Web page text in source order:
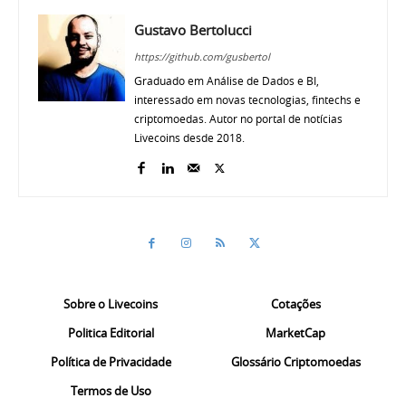
Gustavo Bertolucci
https://github.com/gusbertol
Graduado em Análise de Dados e BI,
interessado em novas tecnologias, fintechs e
criptomoedas. Autor no portal de notícias
Livecoins desde 2018.
Sobre o Livecoins
Politica Editorial
Política de Privacidade
Termos de Uso
Cotações
MarketCap
Glossário Criptomoedas